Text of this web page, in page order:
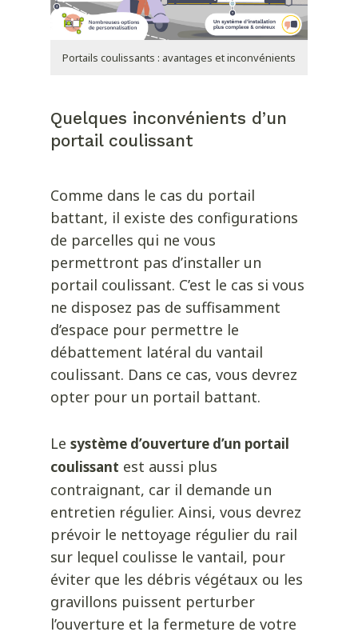
Portails coulissants : avantages et inconvénients
Quelques inconvénients d’un
portail coulissant
Comme dans le cas du portail
battant, il existe des configurations
de parcelles qui ne vous
permettront pas d’installer un
portail coulissant. C’est le cas si vous
ne disposez pas de suffisamment
d’espace pour permettre le
débattement latéral du vantail
coulissant. Dans ce cas, vous devrez
opter pour un portail battant.
Le système d’ouverture d’un portail
coulissant est aussi plus
contraignant, car il demande un
entretien régulier. Ainsi, vous devrez
prévoir le nettoyage régulier du rail
sur lequel coulisse le vantail, pour
éviter que les débris végétaux ou les
gravillons puissent perturber
l’ouverture et la fermeture de votre